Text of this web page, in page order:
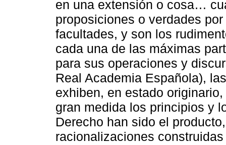
en una extensión o cosa…
proposiciones o verdades
facultades, y son los
cada una de las máximas
para sus operaciones y
Real Academia Española),
exhiben, en estado
gran medida los principios y
Derecho han sido el
racionalizaciones